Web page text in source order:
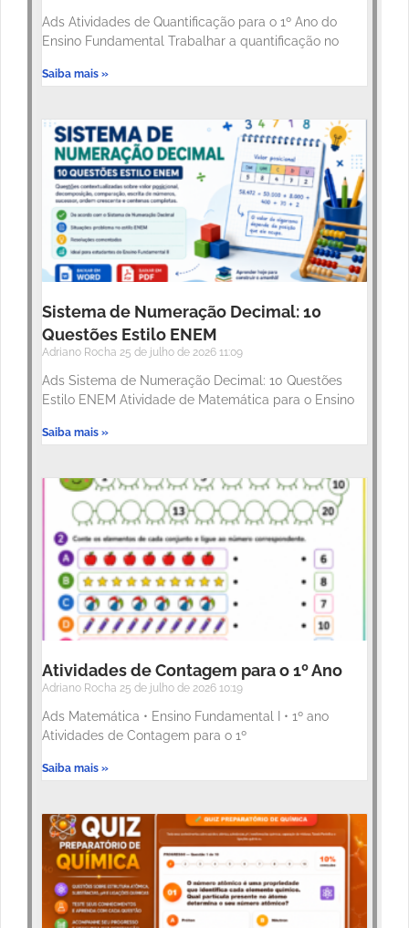
Ads Atividades de Quantificação para o 1º Ano do
Ensino Fundamental Trabalhar a quantificação no
Saiba mais »
Sistema de Numeração Decimal: 10
Questões Estilo ENEM
Adriano Rocha 25 de julho de 2026 11:09
Ads Sistema de Numeração Decimal: 10 Questões
Estilo ENEM Atividade de Matemática para o Ensino
Saiba mais »
Atividades de Contagem para o 1º Ano
Adriano Rocha 25 de julho de 2026 10:19
Ads Matemática • Ensino Fundamental I • 1º ano
Atividades de Contagem para o 1º
Saiba mais »